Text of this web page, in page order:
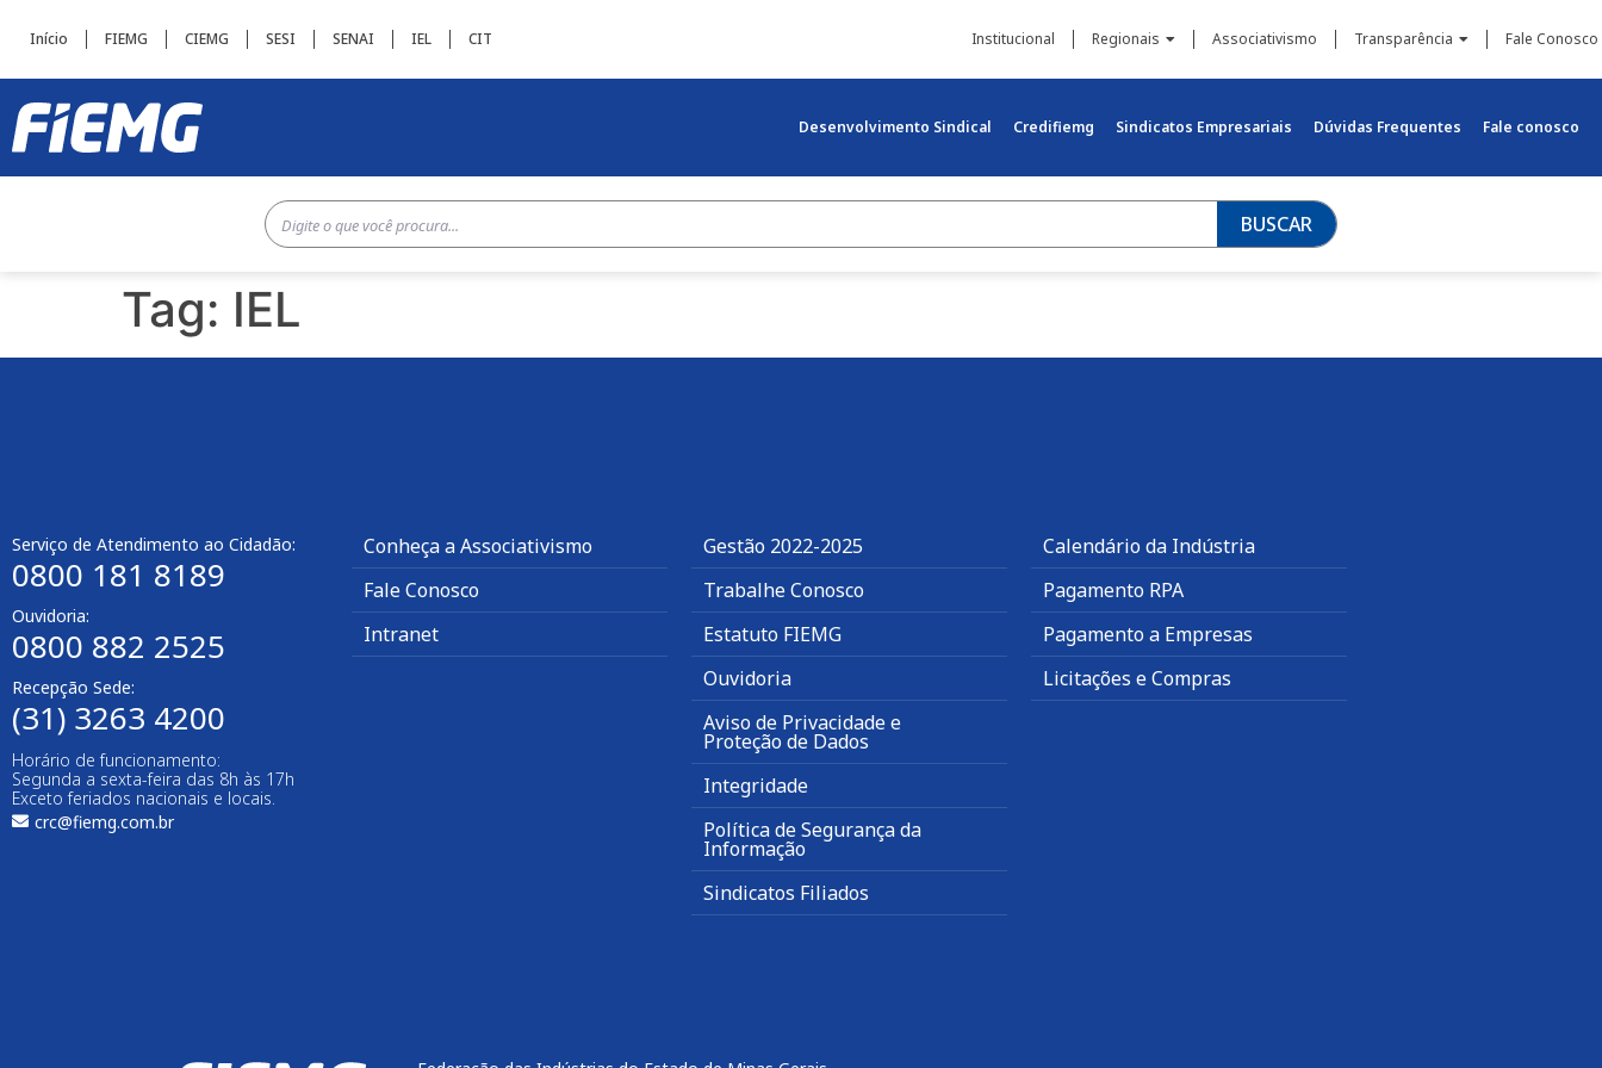
Início FIEMG CIEMG SESI SENAI IEL CIT Institucional Regionais Associativismo Transparência Fale Conosco
Desenvolvimento Sindical Credifiemg Sindicatos Empresariais Dúvidas Frequentes Fale conosco
BUSCAR
Tag: IEL
Serviço de Atendimento ao Cidadão:
0800 181 8189
Ouvidoria:
0800 882 2525
Recepção Sede:
(31) 3263 4200
Horário de funcionamento:
Segunda a sexta-feira das 8h às 17h
Exceto feriados nacionais e locais.
crc@fiemg.com.br
Conheça a Associativismo
Fale Conosco
Intranet
Gestão 2022-2025
Trabalhe Conosco
Estatuto FIEMG
Ouvidoria
Aviso de Privacidade e
Proteção de Dados
Integridade
Política de Segurança da
Informação
Sindicatos Filiados
Calendário da Indústria
Pagamento RPA
Pagamento a Empresas
Licitações e Compras